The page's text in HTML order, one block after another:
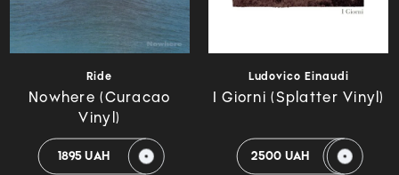
Ride
Nowhere (Curacao
Vinyl)
1895 UAH
Ludovico Einaudi
I Giorni (Splatter Vinyl)
2500 UAH